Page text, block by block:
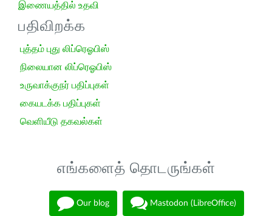
இணையத்தில் உதவி
பதிவிறக்க
புத்தம் புது லிப்ரெஓபிஸ்
நிலையான லிப்ரெஓபிஸ்
உருவாக்குநர் பதிப்புகள்
கையடக்க பதிப்புகள்
வெளியீடு தகவல்கள்
எங்களைத் தொடருங்கள்
Our blog Mastodon (LibreOffice)